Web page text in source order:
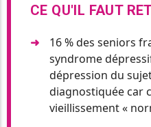
CE QU'IL FAUT
16 % des seniors
syndrome
dépression du
diagnostiquée car
vieillissement «